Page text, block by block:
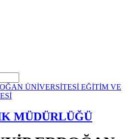
MÜDÜRLÜĞÜ